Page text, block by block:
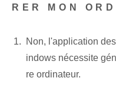
RER MON
Non, l'application
indows nécessite
re ordinateur.